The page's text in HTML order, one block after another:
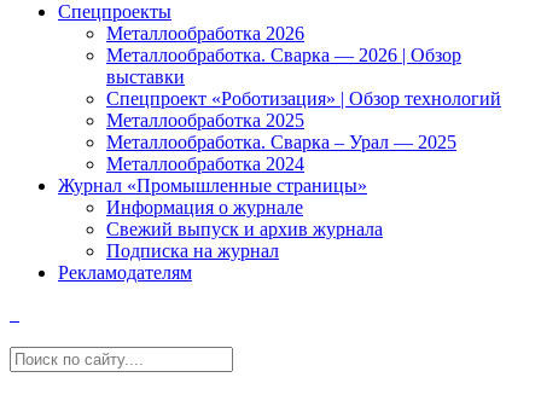
Спецпроекты
Металлообработка 2026
Металлообработка. Сварка — 2026 | Обзор
выставки
Спецпроект «Роботизация» | Обзор технологий
Металлообработка 2025
Металлообработка. Сварка – Урал — 2025
Металлообработка 2024
Журнал «Промышленные страницы»
Информация о журнале
Свежий выпуск и архив журнала
Подписка на журнал
Рекламодателям